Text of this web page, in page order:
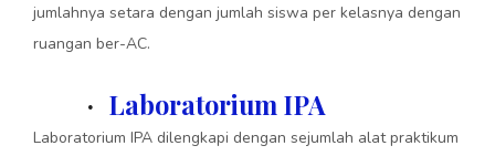
jumlahnya setara dengan jumlah siswa per kelasnya dengan
ruangan ber-AC.
· Laboratorium IPA
Laboratorium IPA dilengkapi dengan sejumlah alat praktikum